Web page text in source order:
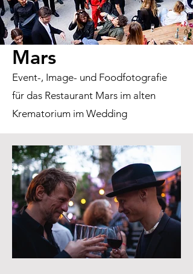
Mars
Event-, Image- und Foodfotografie
für das Restaurant Mars im alten
Krematorium im Wedding